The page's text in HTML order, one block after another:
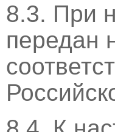
8.3. При
передан